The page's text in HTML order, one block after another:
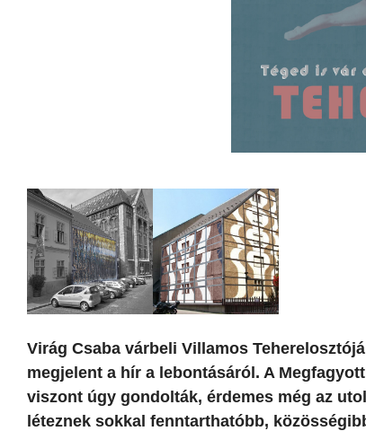
Virág Csaba várbeli Villamos
megjelent a hír a lebontásáról. A
viszont úgy gondolták, érdemes még az
léteznek sokkal fenntarthatóbb,